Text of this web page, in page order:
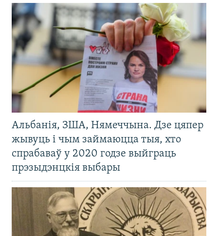
Альбанія, ЗША, Нямеччына. Дзе цяпер
жывуць і чым займаюцца тыя, хто
спрабаваў у 2020 годзе выйграць
прэзыдэнцкія выбары